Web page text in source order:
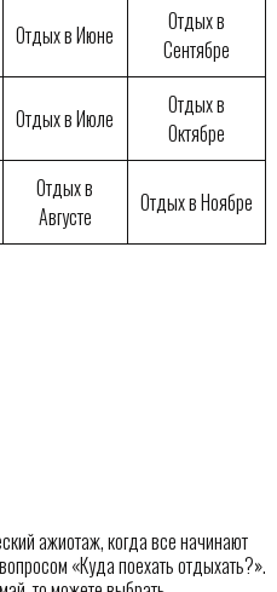
Отдых в Июне
Отдых в
Сентябре
Отдых в Июле
Отдых в
Октябре
Отдых в
Августе
Отдых в Ноябре
ажиотаж, когда все начинают
«Куда поехать отдыхать?».